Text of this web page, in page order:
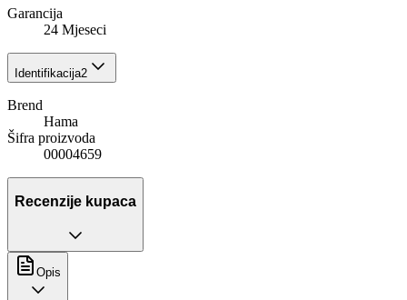
Garancija
24 Mjeseci
Identifikacija2
Brend
Hama
Šifra proizvoda
00004659
Recenzije kupaca
Opis